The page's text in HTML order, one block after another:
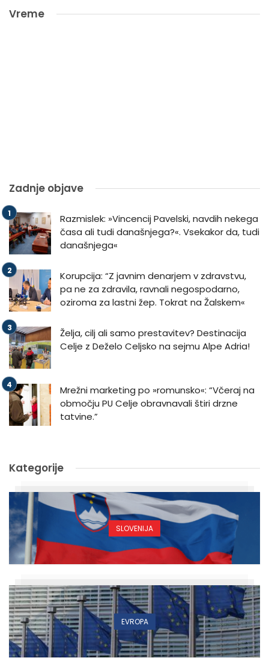
Vreme
Zadnje objave
Razmislek: »Vincencij Pavelski, navdih nekega
časa ali tudi današnjega?«. Vsekakor da, tudi
današnjega«
Korupcija: “Z javnim denarjem v zdravstvu,
pa ne za zdravila, ravnali negospodarno,
oziroma za lastni žep. Tokrat na Žalskem«
Želja, cilj ali samo prestavitev? Destinacija
Celje z Deželo Celjsko na sejmu Alpe Adria!
Mrežni marketing po »romunsko«: “Včeraj na
območju PU Celje obravnavali štiri drzne
tatvine.”
Kategorije
SLOVENIJA
EVROPA